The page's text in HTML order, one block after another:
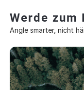
Werde zum
Angle smarter, nicht